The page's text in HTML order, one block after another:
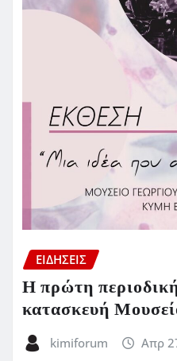
ΕΙΔΗΣΕΙΣ
Η πρώτη
κατασκευή
kimiforum Απρ